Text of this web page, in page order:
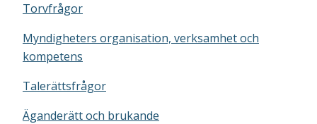
Torvfrågor
Myndigheters organisation, verksamhet och
kompetens
Talerättsfrågor
Äganderätt och brukande